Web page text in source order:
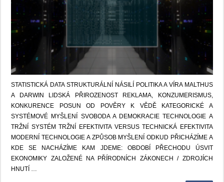
STATISTICKÁ DATA STRUKTURÁLNÍ NÁSILÍ POLITIKA A VÍRA MALTHUS
A DARWIN LIDSKÁ PŘIROZENOST REKLAMA, KONZUMERISMUS,
KONKURENCE POSUN OD POVĚRY K VĚDĚ KATEGORICKÉ A
SYSTÉMOVÉ MYŠLENÍ SVOBODA A DEMOKRACIE TECHNOLOGIE A
TRŽNÍ SYSTÉM TRŽNÍ EFEKTIVITA VERSUS TECHNICKÁ EFEKTIVITA
MODERNÍ TECHNOLOGIE A ZPŮSOB MYŠLENÍ ODKUD PŘICHÁZÍME A
KDE SE NACHÁZÍME KAM JDEME: OBDOBÍ PŘECHODU ÚSVIT
EKONOMIKY ZALOŽENÉ NA PŘÍRODNÍCH ZÁKONECH / ZDROJÍCH
HNUTÍ …